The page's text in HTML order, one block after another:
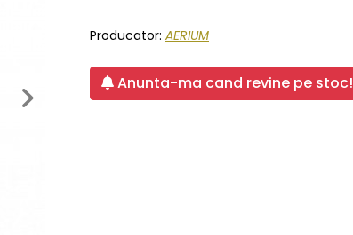
Next
Producator: AERIUM
Anunta-ma cand revine pe stoc!